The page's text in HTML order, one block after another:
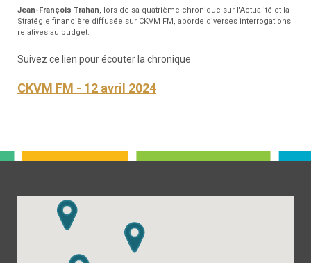
Jean-François Trahan, lors de sa quatrième chronique sur l'Actualité et la
Stratégie financière diffusée sur CKVM FM, aborde diverses interrogations
relatives au budget.
Suivez ce lien pour écouter la chronique
CKVM FM - 12 avril 2024